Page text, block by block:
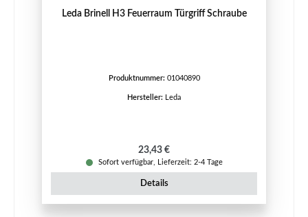
Leda Brinell H3 Feuerraum Türgriff Schraube
Produktnummer: 01040890
Hersteller: Leda
Regulärer Preis:
23,43 €
Sofort verfügbar, Lieferzeit: 2-4 Tage
Details